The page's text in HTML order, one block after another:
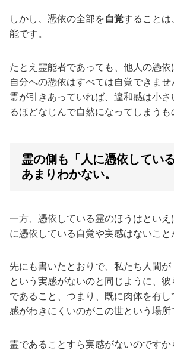
しかし、憑依の全部を自覚することは
能です。
たとえ霊能者であっても、他人の憑依
自分への憑依はすべては自覚できま
霊が引きあっていれば、違和感は小さ
るほどなじんで自然になってしまうも
霊の側も「人に憑依してい
あまりわかない。
一方、憑依している霊のほうはといえ
に憑依している自覚や実感はないこと
先にも書いたとおりで、私たち人間が
という実感がないのと同じように、
であること、つまり、既に肉体を有
感がわきにくいのがこの世という場所
霊であることすら実感がないのです